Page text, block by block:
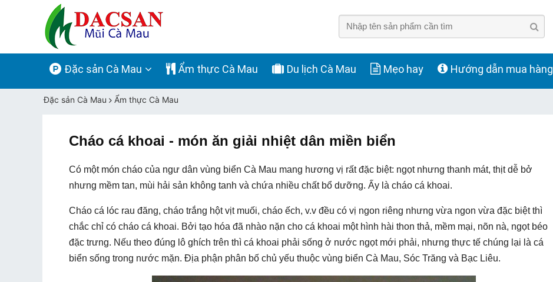
Đặc sản Cà Mau Ẩm thực Cà Mau Du lịch Cà Mau Mẹo hay Hướng dẫn mua hàng
Đặc sản Cà Mau Ẩm thực Cà Mau
Cháo cá khoai - món ăn giải nhiệt dân miền biển
Có một món cháo của ngư dân vùng biển Cà Mau mang hương vị rất đặc biệt: ngọt nhưng thanh mát, thịt dễ bở
nhưng mềm tan, mùi hải sản không tanh và chứa nhiều chất bổ dưỡng. Ấy là cháo cá khoai.
Cháo cá lóc rau đăng, cháo trắng hột vịt muối, cháo ếch, v.v đều có vị ngon riêng nhưng vừa ngon vừa đặc biệt thì
chắc chỉ có cháo cá khoai. Bởi tạo hóa đã nhào nặn cho cá khoai một hình hài thon thả, mềm mại, nõn nà, ngọt béo
đặc trưng. Nếu theo đúng lô ghích trên thì cá khoai phải sống ở nước ngọt mới phải, nhưng thực tế chúng lại là cá
biển sống trong nước mặn. Địa phận phân bố chủ yếu thuộc vùng biển Cà Mau, Sóc Trăng và Bạc Liêu.